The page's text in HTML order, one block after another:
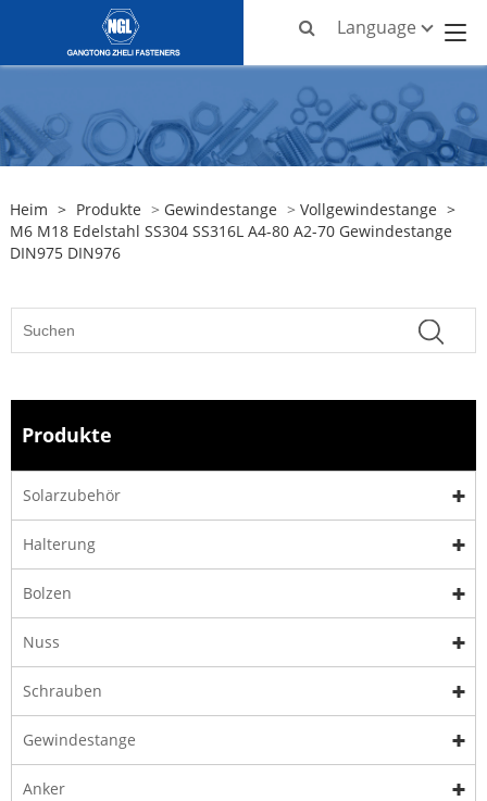
Language
Heim > Produkte > Gewindestange > Vollgewindestange >
M6 M18 Edelstahl SS304 SS316L A4-80 A2-70 Gewindestange
DIN975 DIN976
Produkte
Solarzubehör
Halterung
Bolzen
Nuss
Schrauben
Gewindestange
Anker